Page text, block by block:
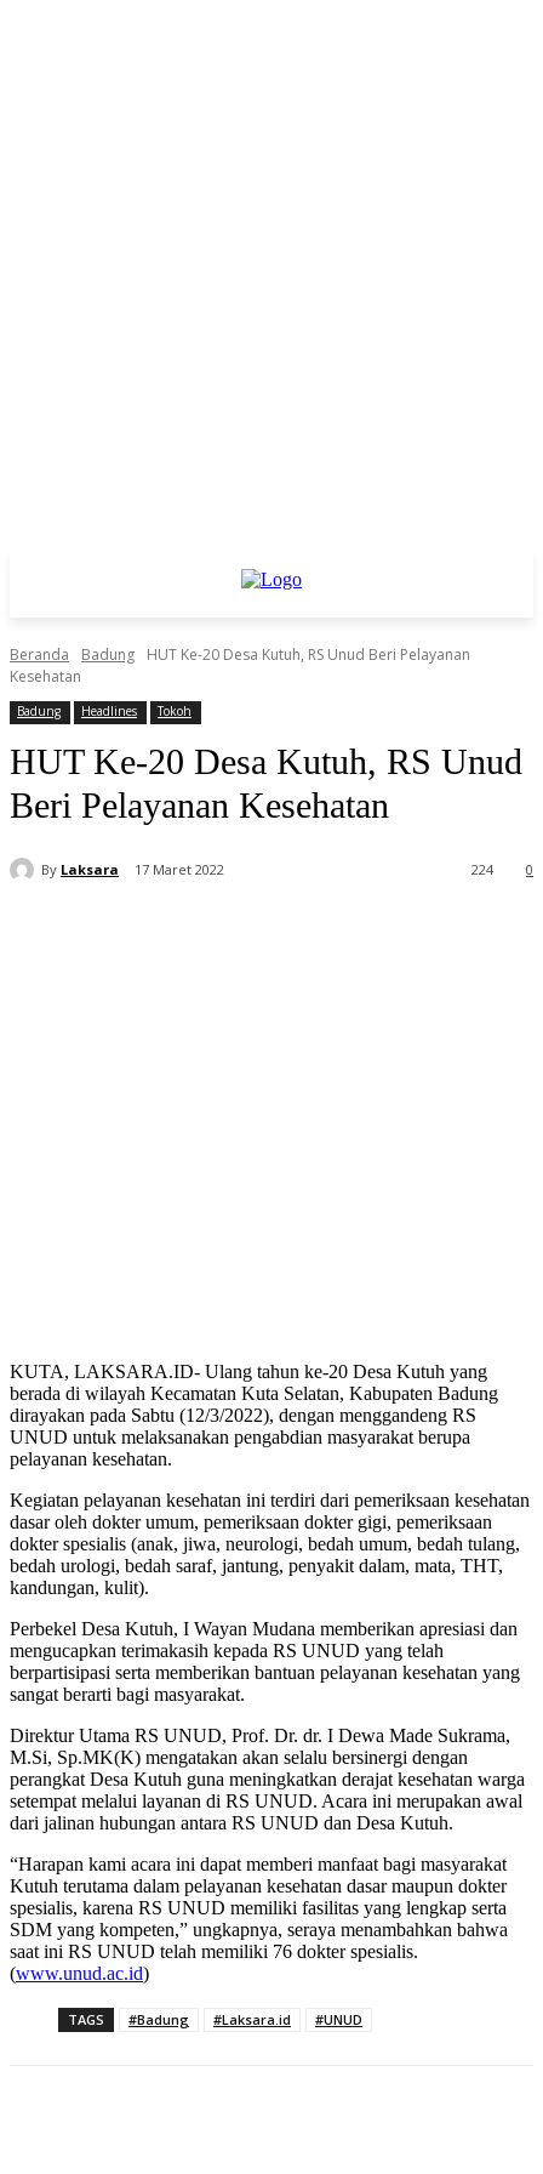
Beranda Badung
HUT Ke-20 Desa Kutuh, RS Unud Beri Pelayanan
Kesehatan
Badung Headlines Tokoh
HUT Ke-20 Desa Kutuh, RS Unud
Beri Pelayanan Kesehatan
By Laksara 17 Maret 2022 0
224
KUTA, LAKSARA.ID- Ulang tahun ke-20 Desa Kutuh yang
berada di wilayah Kecamatan Kuta Selatan, Kabupaten Badung
dirayakan pada Sabtu (12/3/2022), dengan menggandeng RS
UNUD untuk melaksanakan pengabdian masyarakat berupa
pelayanan kesehatan.
Kegiatan pelayanan kesehatan ini terdiri dari pemeriksaan kesehatan
dasar oleh dokter umum, pemeriksaan dokter gigi, pemeriksaan
dokter spesialis (anak, jiwa, neurologi, bedah umum, bedah tulang,
bedah urologi, bedah saraf, jantung, penyakit dalam, mata, THT,
kandungan, kulit).
Perbekel Desa Kutuh, I Wayan Mudana memberikan apresiasi dan
mengucapkan terimakasih kepada RS UNUD yang telah
berpartisipasi serta memberikan bantuan pelayanan kesehatan yang
sangat berarti bagi masyarakat.
Direktur Utama RS UNUD, Prof. Dr. dr. I Dewa Made Sukrama,
M.Si, Sp.MK(K) mengatakan akan selalu bersinergi dengan
perangkat Desa Kutuh guna meningkatkan derajat kesehatan warga
setempat melalui layanan di RS UNUD. Acara ini merupakan awal
dari jalinan hubungan antara RS UNUD dan Desa Kutuh.
“Harapan kami acara ini dapat memberi manfaat bagi masyarakat
Kutuh terutama dalam pelayanan kesehatan dasar maupun dokter
spesialis, karena RS UNUD memiliki fasilitas yang lengkap serta
SDM yang kompeten,” ungkapnya, seraya menambahkan bahwa
saat ini RS UNUD telah memiliki 76 dokter spesialis.
(www.unud.ac.id)
TAGS #Badung #Laksara.id #UNUD